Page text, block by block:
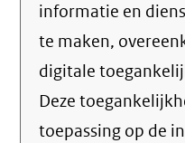
informatie en
te maken,
digitale
Deze
toepassing op de